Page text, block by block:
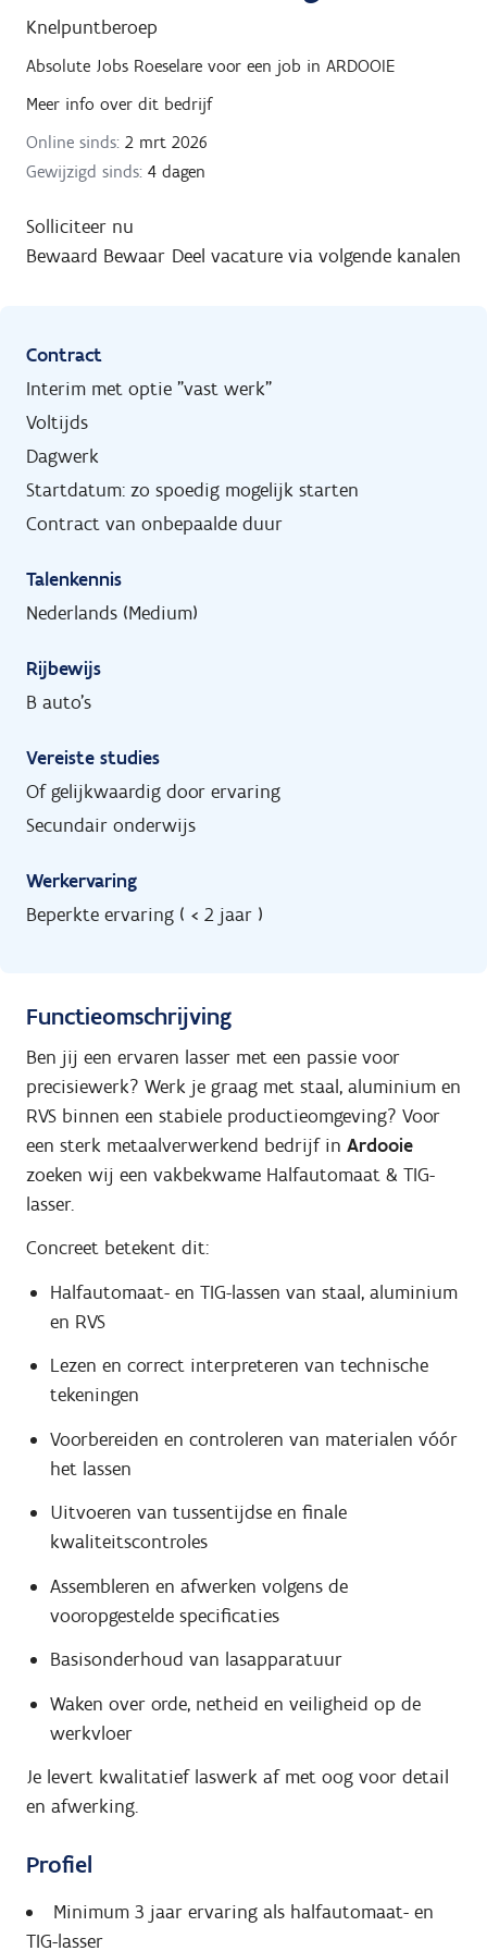
Knelpuntberoep
Absolute Jobs Roeselare voor een job in ARDOOIE
Meer info over dit bedrijf
Online sinds: 2 mrt 2026
Gewijzigd sinds: 4 dagen
Solliciteer nu
Bewaard Bewaar Deel vacature via volgende kanalen
Contract
Interim met optie "vast werk"
Voltijds
Dagwerk
Startdatum: zo spoedig mogelijk starten
Contract van onbepaalde duur
Talenkennis
Nederlands (Medium)
Rijbewijs
B auto's
Vereiste studies
Of gelijkwaardig door ervaring
Secundair onderwijs
Werkervaring
Beperkte ervaring ( < 2 jaar )
Functieomschrijving
Ben jij een ervaren lasser met een passie voor
precisiewerk? Werk je graag met staal, aluminium en
RVS binnen een stabiele productieomgeving? Voor
een sterk metaalverwerkend bedrijf in Ardooie
zoeken wij een vakbekwame Halfautomaat & TIG-
lasser.
Concreet betekent dit:
Halfautomaat- en TIG-lassen van staal, aluminium
en RVS
Lezen en correct interpreteren van technische
tekeningen
Voorbereiden en controleren van materialen vóór
het lassen
Uitvoeren van tussentijdse en finale
kwaliteitscontroles
Assembleren en afwerken volgens de
vooropgestelde specificaties
Basisonderhoud van lasapparatuur
Waken over orde, netheid en veiligheid op de
werkvloer
Je levert kwalitatief laswerk af met oog voor detail
en afwerking.
Profiel
Minimum 3 jaar ervaring als halfautomaat- en
TIG-lasser